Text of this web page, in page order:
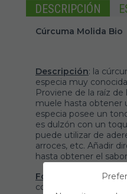
DESCRIPCIÓN
Cúrcuma Molida Bio
Descripción: la
especia muy
Proviene de la raíz de
muele hasta obtener
especia posee un
es dulzón con un
puede utilizar de
arroces, etc. Añadir
hasta obtener el
Formato
: viene
con tapón de corcho